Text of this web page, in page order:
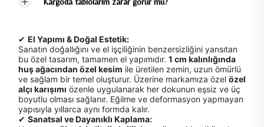
✔ El Yapımı & Doğal Estetik:
Sanatın doğallığını ve el işçiliğinin benzersizliğini yansıtan
bu özel tasarım, tamamen el yapımıdır. 1 cm kalınlığında
huş ağacından özel kesim ile üretilen zemin, uzun ömürlü
ve sağlam bir temel oluşturur. Üzerine markamıza özel özel
alçı karışımı özenle uygulanarak her dokunun eşsiz ve üç
boyutlu olması sağlanır. Eğilme ve deformasyon yapmayan
yapısıyla yıllarca aynı formda kalır.
✔ Sanatsal ve Dayanıklı Kaplama: